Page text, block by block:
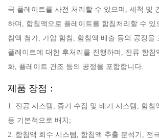
극 플레이트를 사전 처리할 수 있으며, 세척 및
하며, 함침액으로 플레이트를 함침처리할 수 있
침액 첨가, 가압 함침, 함침액 배출 등의 공정을
플레이트에 대한 후처리를 진행하며, 잔류 함침
화, 플레이트 건조 등의 공정을 포함합니다.
제품 장점：
1. 진공 시스템, 증기 수집 및 배기 시스템, 함침
등 기본적으로 배치;
2. 함침액 회수 시스템, 함침액 추출 분석기, 전